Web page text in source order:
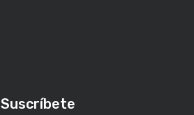
Suscríbete